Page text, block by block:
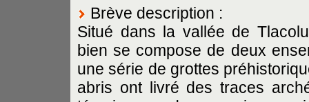
Brève description :
Situé dans la vallée de
bien se compose de deux
une série de grottes
abris ont livré des traces